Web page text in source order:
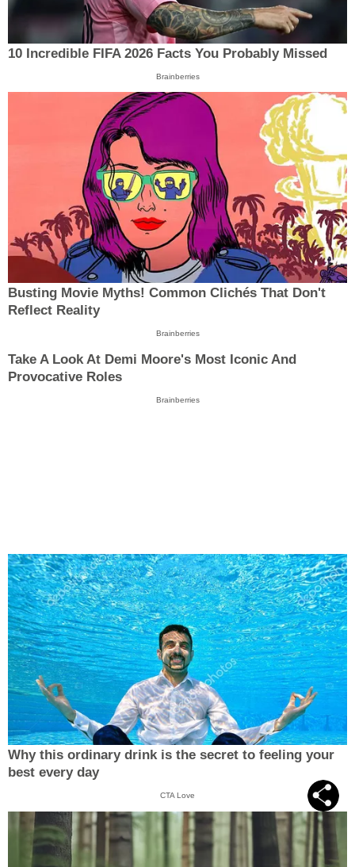
10 Incredible FIFA 2026 Facts You Probably Missed
Brainberries
Busting Movie Myths! Common Clichés That Don't
Reflect Reality
Brainberries
Take A Look At Demi Moore's Most Iconic And
Provocative Roles
Brainberries
Why this ordinary drink is the secret to feeling your
best every day
CTA Love